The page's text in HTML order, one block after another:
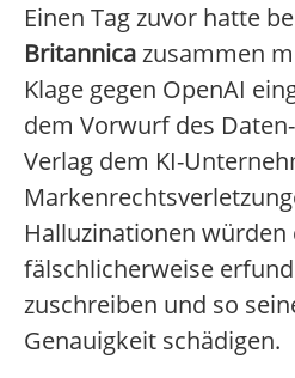
Einen Tag zuvor hatte
Britannicazusammen
Klage gegen OpenAI
dem Vorwurf des
Verlag dem KI-
Halluzinationen würden
fälschlicherweise
zuschreiben und so
Genauigkeit schädigen.